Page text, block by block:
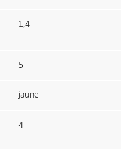
1,4
5
jaune
4